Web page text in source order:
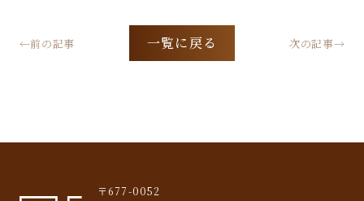
一覧に戻る
←前の記事 次の記事→
〒677-0052